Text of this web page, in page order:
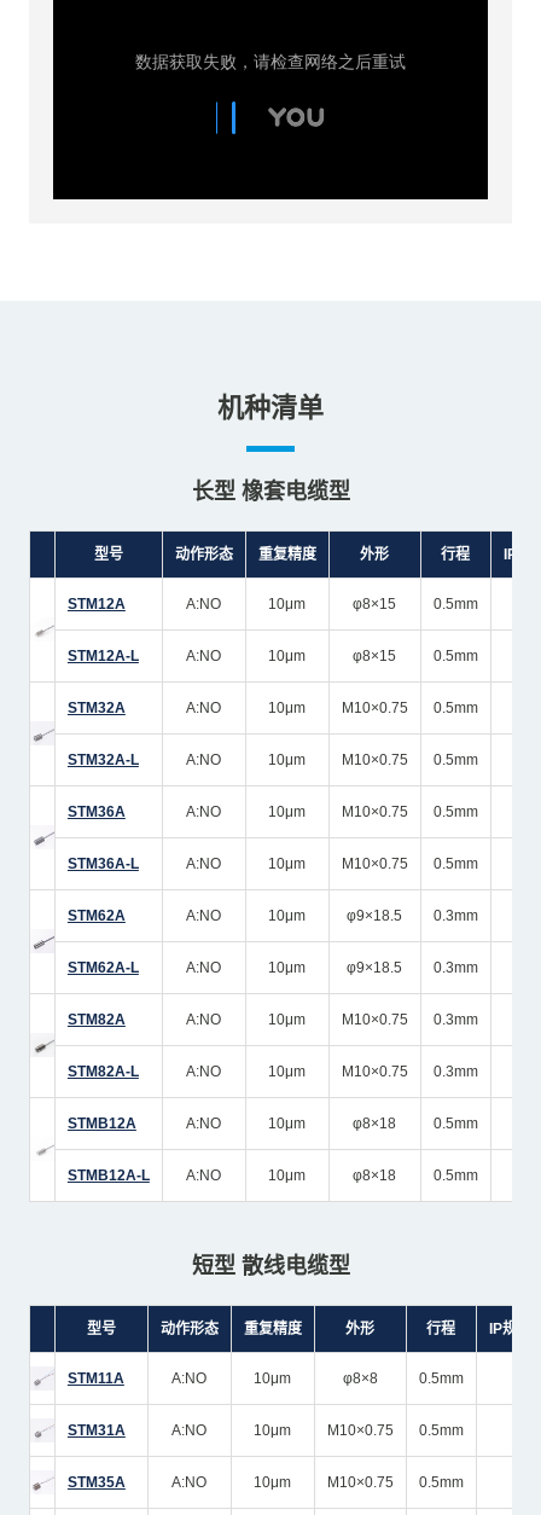
机种清单
长型 橡套电缆型
型号 动作形态 重复精度 外形 行程 IP规
STM12A A:NO 10μm φ8×15 0.5mm
STM12A-L A:NO 10μm φ8×15 0.5mm
STM32A A:NO 10μm M10×0.75 0.5mm
STM32A-L A:NO 10μm M10×0.75 0.5mm
STM36A A:NO 10μm M10×0.75 0.5mm
STM36A-L A:NO 10μm M10×0.75 0.5mm
STM62A A:NO 10μm φ9×18.5 0.3mm
STM62A-L A:NO 10μm φ9×18.5 0.3mm
STM82A A:NO 10μm M10×0.75 0.3mm
STM82A-L A:NO 10μm M10×0.75 0.3mm
STMB12A A:NO 10μm φ8×18 0.5mm
STMB12A-L A:NO 10μm φ8×18 0.5mm
短型 散线电缆型
型号 动作形态 重复精度 外形 行程 IP规格
STM11A A:NO 10μm φ8×8 0.5mm
STM31A A:NO 10μm M10×0.75 0.5mm
STM35A A:NO 10μm M10×0.75 0.5mm